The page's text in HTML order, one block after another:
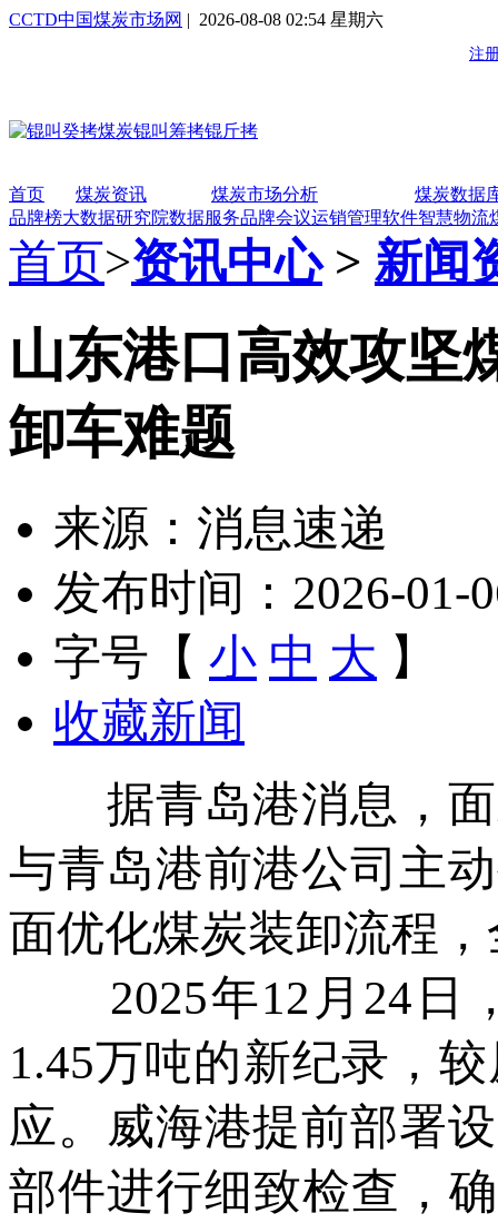
CCTD中国煤炭市场网 | 2026-08-08 02:54 星期六
首页 煤炭资讯 煤炭市场分析
煤炭数据
品牌榜大数据研究院数据服务品牌会议运销管理软件智慧物流
首页>资讯中心> 新闻
山东港口高效攻坚
卸车难题
来源：消息速递
发布时间：2026-01-
字号【 小 中 大 】
收藏新闻
据青岛港消息，面
与青岛港前港公司主
面优化煤炭装卸流程
2025年12月24日
1.45万吨的新纪录，
应。威海港提前部署
部件进行细致检查，